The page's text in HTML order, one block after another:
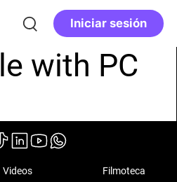
Iniciar sesión
with PC
Videos Filmoteca